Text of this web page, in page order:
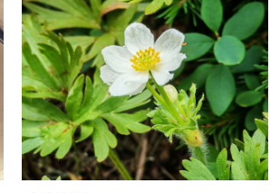
жасмина! «Златоуст.инфо» узнал
особенности ухода за этим кустарником.
«Всем своим подругам и коллегам
посоветовала непременно посадить
чубушник, и его становится в нашем
городе всё больше, - рассказала нашему
порталу Валентина. – У меня растёт, на
мой взгляд, самый красивый сорт –
«Жемчуг». Моему кусту (на фото) четыре
года, достаточно компактный. Махровые
цветки - диаметром шесть сантиметров.